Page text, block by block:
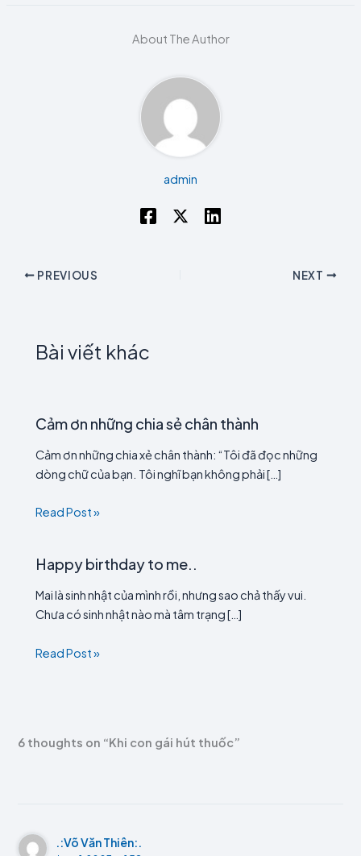
About The Author
admin
PREVIOUS NEXT
Bài viết khác
Cảm ơn những chia sẻ chân thành
Cảm ơn những chia xẻ chân thành: “Tôi đã đọc những
dòng chữ của bạn. Tôi nghĩ bạn không phải […]
Read Post »
Happy birthday to me..
Mai là sinh nhật của mình rồi, nhưng sao chả thấy vui.
Chưa có sinh nhật nào mà tâm trạng […]
Read Post »
6 thoughts on “Khi con gái hút thuốc”
.:Võ Văn Thiên:.